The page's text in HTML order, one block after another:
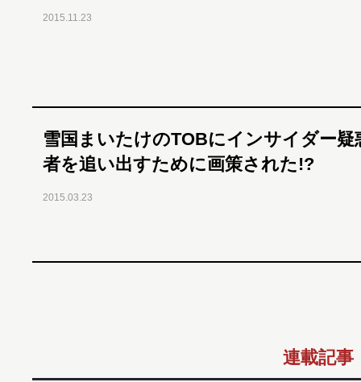
2015.11.23
雪国まいたけのTOBにインサイダー疑
者を追い出すために画策された!?
2015.03.23
連載記事